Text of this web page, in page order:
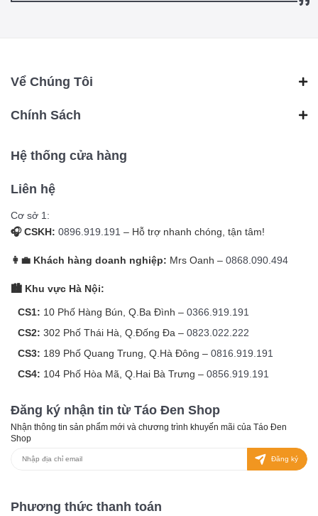
Vể Chúng Tôi
Chính Sách
Hệ thống cửa hàng
Liên hệ
Cơ sở 1:
🎧 CSKH: 0896.919.191 – Hỗ trợ nhanh chóng, tận tâm!
👩‍💼 Khách hàng doanh nghiệp: Mrs Oanh – 0868.090.494
🏙️ Khu vực Hà Nội:
CS1: 10 Phố Hàng Bún, Q.Ba Đình – 0366.919.191
CS2: 302 Phố Thái Hà, Q.Đống Đa – 0823.022.222
CS3: 189 Phố Quang Trung, Q.Hà Đông – 0816.919.191
CS4: 104 Phố Hòa Mã, Q.Hai Bà Trưng – 0856.919.191
Đăng ký nhận tin từ Táo Đen Shop
Nhận thông tin sản phẩm mới và chương trình khuyến mãi của Táo Đen
Shop
Đăng ký
Phương thức thanh toán